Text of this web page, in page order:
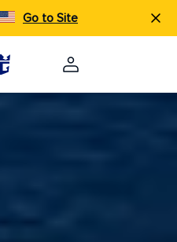
Go to Site